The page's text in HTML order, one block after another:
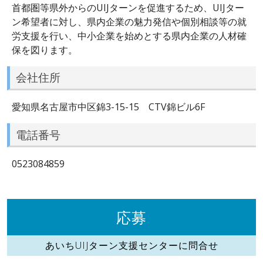
首都圏等県外からのUIJターンを促進するため、UIJター
ン希望者に対し、県内企業の魅力発信や個別相談等の就
労支援を行い、中小企業を始めとする県内企業の人材確
保を図ります。
会社住所
愛知県名古屋市中区錦3-15-15 CTV錦ビル6F
電話番号
0523084859
応募
あいちUIJターン支援センターに問合せ